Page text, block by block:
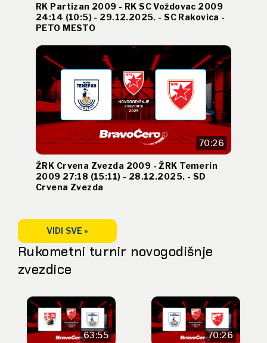
RK Partizan 2009 - RK SC Voždovac 2009
24:14 (10:5) - 29.12.2025. - SC Rakovica -
PETO MESTO
70:26
ŽRK Crvena Zvezda 2009 - ŽRK Temerin
2009 27:18 (15:11) - 28.12.2025. - SD
Crvena Zvezda
VIDI SVE »
Rukometni turnir novogodišnje
zvezdice
63:55 70:26